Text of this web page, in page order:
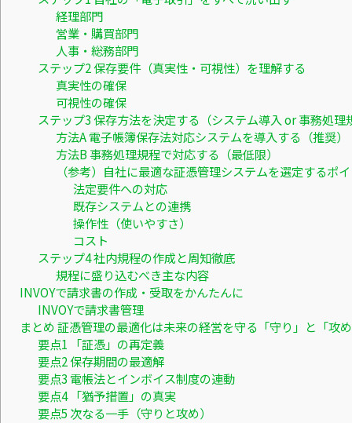
経理部門
営業・購買部門
人事・総務部門
ステップ2 保存要件（真実性・可視性）を理解する
真実性の確保
可視性の確保
ステップ3 保存方法を決定する（システム導入 or 事務処理
方法A 電子帳簿保存法対応システムを導入する（推奨）
方法B 事務処理規程で対応する（最低限）
（参考）自社に最適な証憑管理システムを選定するポ
法定要件への対応
既存システムとの連携
操作性（使いやすさ）
コスト
ステップ4 社内規程の作成と周知徹底
規程に盛り込むべき主な内容
INVOYで請求書の作成・受取をかんたんに
INVOYで請求書管理
まとめ 証憑管理の最適化は未来の経営を守る「守り」と「攻
要点1 「証憑」の再定義
要点2 保存期間の最適解
要点3 電帳法とインボイス制度の連動
要点4 「猶予措置」の真実
要点5 次なる一手（守りと攻め）